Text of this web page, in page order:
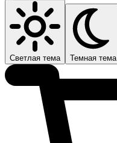
Светлая тема Темная тема